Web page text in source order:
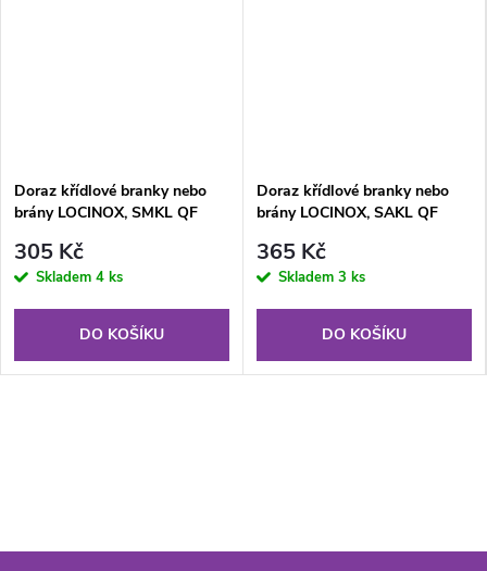
Doraz křídlové branky nebo
brány LOCINOX, SMKL QF
305 Kč
Skladem 4 ks
DO KOŠÍKU
Doraz křídlové branky nebo
brány LOCINOX, SAKL QF
365 Kč
Skladem 3 ks
DO KOŠÍKU